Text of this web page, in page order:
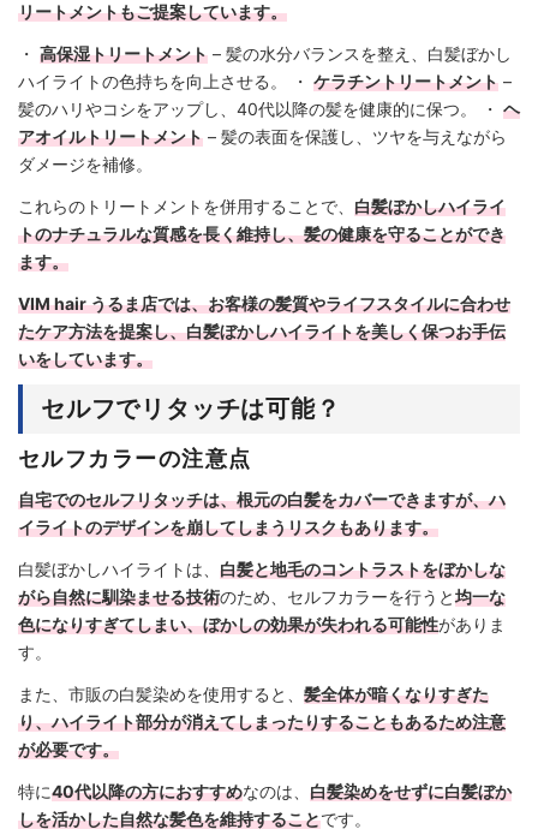
リートメントもご提案しています。
・ 高保湿トリートメント – 髪の水分バランスを整え、白髪ぼかし
ハイライトの色持ちを向上させる。 ・ ケラチントリートメント –
髪のハリやコシをアップし、40代以降の髪を健康的に保つ。 ・ ヘ
アオイルトリートメント – 髪の表面を保護し、ツヤを与えながら
ダメージを補修。
これらのトリートメントを併用することで、 白髪ぼかしハイライ
トのナチュラルな質感を長く維持し、髪の健康を守ることができ
ます。
VIM hair うるま店では、お客様の髪質やライフスタイルに合わせ
たケア方法を提案し、白髪ぼかしハイライトを美しく保つお手伝
いをしています。
セルフでリタッチは可能？
セルフカラーの注意点
自宅でのセルフリタッチは、根元の白髪をカバーできますが、ハ
イライトのデザインを崩してしまうリスクもあります。
白髪ぼかしハイライトは、 白髪と地毛のコントラストをぼかしな
がら自然に馴染ませる技術のため、セルフカラーを行うと均一な
色になりすぎてしまい、ぼかしの効果が失われる可能性がありま
す。
また、市販の白髪染めを使用すると、 髪全体が暗くなりすぎた
り、ハイライト部分が消えてしまったりすることもあるため注意
が必要です。
特に40代以降の方におすすめなのは、 白髪染めをせずに白髪ぼか
しを活かした自然な髪色を維持することです。